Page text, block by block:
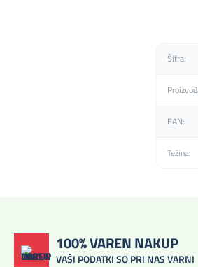
Šifra:
EAN:
Težina:
100% VAREN NAKUP
VAŠI PODATKI SO PRI NAS VARNI